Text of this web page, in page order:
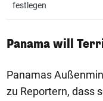
festlegen
Panama will
Panamas
zu Reportern, dass